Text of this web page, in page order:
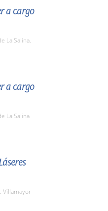
a cargo
La Salina.
a cargo
La Salina
Villamayor